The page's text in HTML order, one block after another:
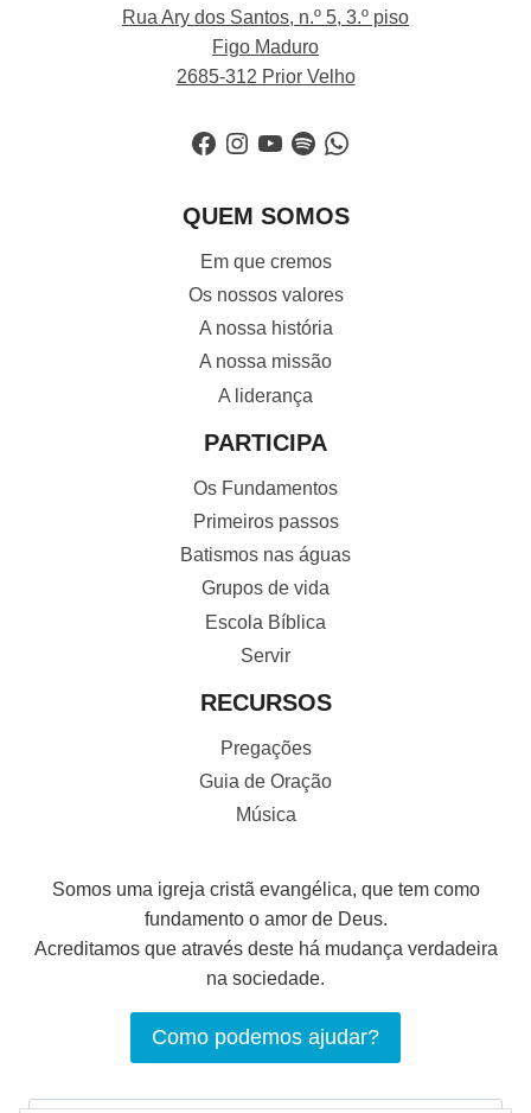
Rua Ary dos Santos, n.º 5, 3.º piso
Figo Maduro
2685-312 Prior Velho
Facebook
Instagram
YouTube
SpotifyWhatsApp
QUEM SOMOS
Em que cremos
Os nossos valores
A nossa história
A nossa missão
A liderança
PARTICIPA
Os Fundamentos
Primeiros passos
Batismos nas águas
Grupos de vida
Escola Bíblica
Servir
RECURSOS
Pregações
Guia de Oração
Música
Somos uma igreja cristã evangélica, que tem como
fundamento o amor de Deus.
Acreditamos que através deste há mudança verdadeira
na sociedade.
Como podemos ajudar?